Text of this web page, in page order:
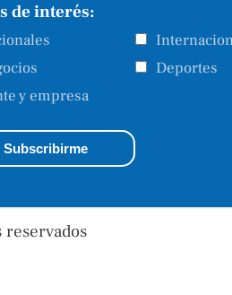
de interés:
Deportes
y empresa
reservados